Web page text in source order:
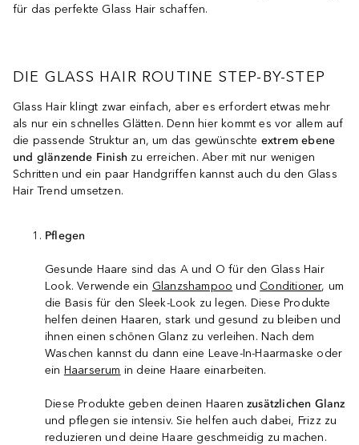
für das perfekte Glass Hair schaffen.
DIE GLASS HAIR ROUTINE STEP-BY-STEP
Glass Hair klingt zwar einfach, aber es erfordert etwas mehr
als nur ein schnelles Glätten. Denn hier kommt es vor allem auf
die passende Struktur an, um das gewünschte extrem ebene
und glänzende Finish zu erreichen. Aber mit nur wenigen
Schritten und ein paar Handgriffen kannst auch du den Glass
Hair Trend umsetzen.
Pflegen
Gesunde Haare sind das A und O für den Glass Hair
Look. Verwende ein Glanzshampoo und Conditioner, um
die Basis für den Sleek-Look zu legen. Diese Produkte
helfen deinen Haaren, stark und gesund zu bleiben und
ihnen einen schönen Glanz zu verleihen. Nach dem
Waschen kannst du dann eine Leave-In-Haarmaske oder
ein Haarserum in deine Haare einarbeiten.
Diese Produkte geben deinen Haaren zusätzlichen Glanz
und pflegen sie intensiv. Sie helfen auch dabei, Frizz zu
reduzieren und deine Haare geschmeidig zu machen.